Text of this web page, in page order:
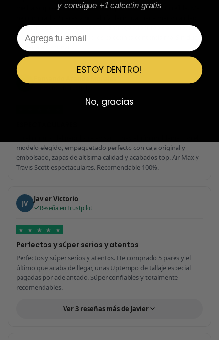
me ha sorprendido para bien porque todo ha sido increíble. Me
parecen de marcas verdaderas. Entrega súper rápida, embalaje
perfecto y con el detalle de los calcetines contentísima. Sin duda
volvería a comprar.
FA
modelo elegido, empaquetado perfecto con caja original y
embolsado, zapas de altísima calidad y acabados top. Air Max y
Travis Scott espectaculares. Recomendable 100%.
JV Javier Victorio
Reseña en Trustpilot
★ ★ ★ ★ ★
Perfectos y súper serios y atentos
Perfectos y súper serios y atentos. He comprado 5 pares y el
último que acaba de llegar, unas Uptempo de tallaje especial
pagadas por adelantado. Súper confiables y totalmente
recomendables.
Ver 3 reseñas más de Javier
y consigue +1 calcetin gratis
Email
ESTOY DENTRO!
No, gracias